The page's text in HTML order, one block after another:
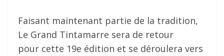
Faisant maintenant partie de la tradition,
Le Grand Tintamarre sera de retour
pour cette 19e édition et se déroulera vers